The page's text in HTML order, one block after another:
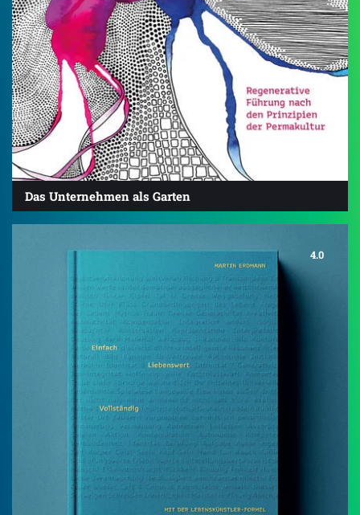
Das Unternehmen als Garten
4.0